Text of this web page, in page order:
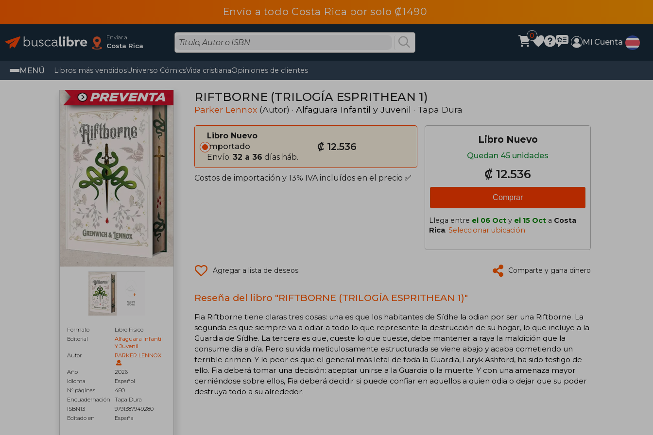
Envío a todo Costa Rica por solo ₡1490
Enviar a
Costa Rica
0
Mi Cuenta
MENÚ Libros más vendidosUniverso CómicsVida cristianaOpiniones de clientes
Formato
Libro Físico
Editorial
Alfaguara Infantil
Y Juvenil
Autor
PARKER LENNOX
Año
2026
Idioma
Español
N° páginas
480
Encuadernación
Tapa Dura
ISBN13
9791387949280
Editado en
España
RIFTBORNE (TRILOGÍA ESPRITHEAN 1)
Parker Lennox (Autor) · Alfaguara Infantil y Juvenil · Tapa Dura
Libro Nuevo
Importado
Envío: 32 a 36 días háb.
₡ 12.536
Costos de importación y 13% IVA incluídos en el precio ✅
Libro Nuevo
Quedan 45 unidades
₡ 12.536
Comprar
Llega entre el 06 Oct y el 15 Oct a Costa
Rica. Seleccionar ubicación
Agregar a lista de deseos Comparte y gana dinero
Reseña del libro "RIFTBORNE (TRILOGÍA ESPRITHEAN 1)"
Fia Riftborne tiene claras tres cosas: una es que los habitantes de Sídhe la odian por ser una Riftborne. La
segunda es que siempre va a odiar a todo lo que represente la destrucción de su hogar, lo que incluye a la
Guardia de Sídhe. La tercera es que, cueste lo que cueste, debe mantener a raya la maldición que la
consume día a día. Pero su vida meticulosamente estructurada se viene abajo y acaba cometiendo un
terrible crimen. Y lo peor es que el general más letal de toda la Guardia, Laryk Ashford, ha sido testigo de
ello. Fia deberá tomar una decisión: aceptar unirse a la Guardia o la muerte. Y con una amenaza mayor
cerniéndose sobre ellos, Fia deberá decidir si puede confiar en aquellos a quien odia o dejar que su poder
destruya todo a su alrededor.